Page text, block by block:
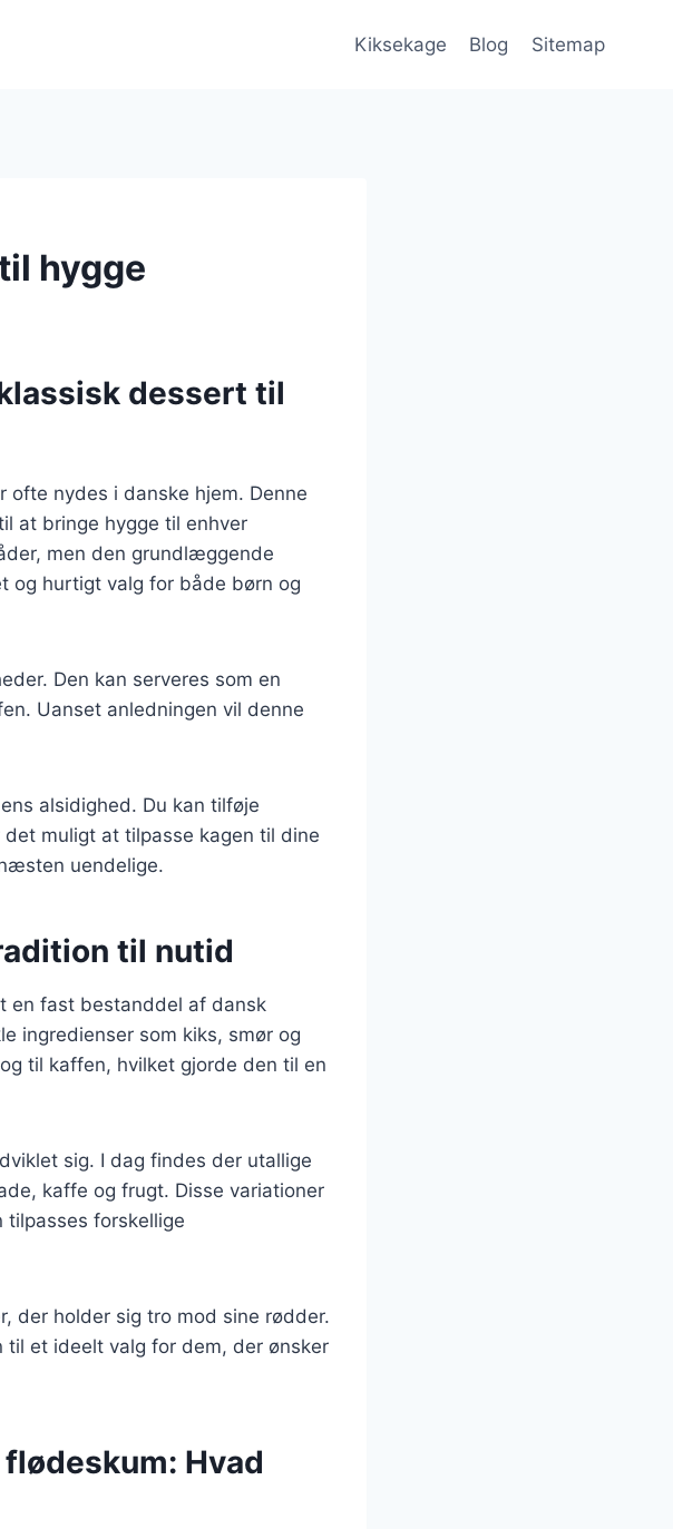
Kiksekage Blog Sitemap
hygge
dessert til
nydes i danske hjem. Denne
at bringe hygge til enhver
men den grundlæggende
og hurtigt valg for både børn og
Den kan serveres som en
Uanset anledningen vil denne
alsidighed. Du kan tilføje
muligt at tilpasse kagen til dine
uendelige.
til nutid
en fast bestanddel af dansk
ingredienser som kiks, smør og
til kaffen, hvilket gjorde den til en
sig. I dag findes der utallige
kaffe og frugt. Disse variationer
forskellige
der holder sig tro mod sine rødder.
et ideelt valg for dem, der ønsker
Hvad